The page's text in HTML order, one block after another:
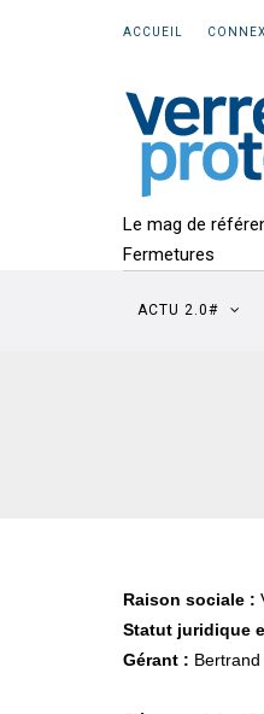
ACCUEIL
Le mag de
Fermetures
ACTU 2.0#
Raison sociale :
Statut juridique
Gérant :